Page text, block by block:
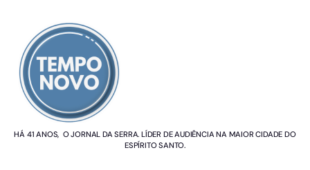
HÁ 41 ANOS, O JORNAL DA SERRA. LÍDER DE AUDIÊNCIA NA MAIOR CIDADE DO
ESPÍRITO SANTO.